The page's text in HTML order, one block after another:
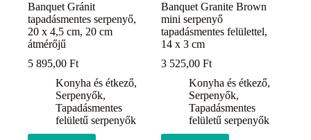
Banquet Gránit
tapadásmentes serpenyő,
20 x 4,5 cm, 20 cm
átmérőjű
5 895,00 Ft
Konyha és étkező,
Serpenyők,
Tapadásmentes
felületű serpenyők
Banquet Granite Brown
mini serpenyő
tapadásmentes felülettel,
14 x 3 cm
3 525,00Ft
Konyha és étkező,
Serpenyők,
Tapadásmentes
felületű serpenyők